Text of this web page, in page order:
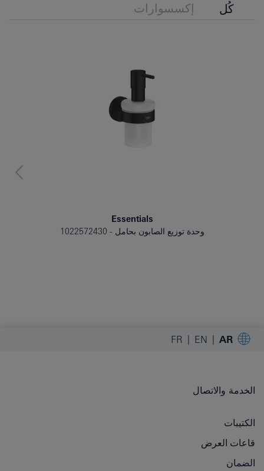
كُل إكسسوارات
Essentials
وحدة توزيع الصابون بحامل
1022572430
AR
EN
FR
الخدمة والاتصال
الكتيبات
قاعات العرض
الضمان